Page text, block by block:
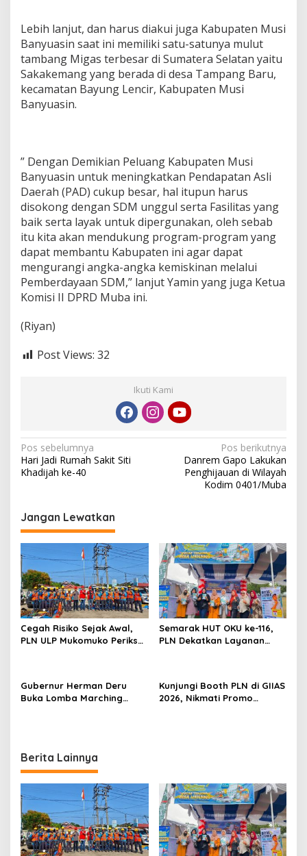
d
a
n
g
P
b
a
n
g
a
n
O
i
l
d
a
n
Lebih lanjut, dan harus diakui juga Kabupaten Musi
Banyuasin saat ini memiliki satu-satunya mulut
tambang Migas terbesar di Sumatera Selatan yaitu
Sakakemang yang berada di desa Tampang Baru,
kecamatan Bayung Lencir, Kabupaten Musi
Banyuasin.
” Dengan Demikian Peluang Kabupaten Musi
Banyuasin untuk meningkatkan Pendapatan Asli
Daerah (PAD) cukup besar, hal itupun harus
disokong dengan SDM unggul serta Fasilitas yang
baik serta layak untuk dipergunakan, oleh sebab
itu kita akan mendukung program-program yang
dapat membantu Kabupaten ini agar dapat
mengurangi angka-angka kemiskinan melalui
Pemberdayaan SDM,” lanjut Yamin yang juga Ketua
Komisi II DPRD Muba ini.
(Riyan)
Post Views: 32
Ikuti Kami
N
a
i
g
a
s
i
p
o
s
Pos sebelumnya
Hari Jadi Rumah Sakit Siti
Khadijah ke-40
Pos berikutnya
Danrem Gapo Lakukan
Penghijauan di Wilayah
Kodim 0401/Muba
Jangan Lewatkan
Cegah Risiko Sejak Awal,
PLN ULP Mukomuko Periksa
Semarak HUT OKU ke-116,
PLN Dekatkan Layanan
Gubernur Herman Deru
Buka Lomba Marching
Kunjungi Booth PLN di GIIAS
2026, Nikmati Promo
Berita Lainnya